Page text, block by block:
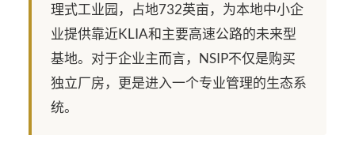
理式工业园，占地732英亩，为本地中小企
业提供靠近KLIA和主要高速公路的未来型
基地。对于企业主而言，NSIP不仅是购买
独立厂房，更是进入一个专业管理的生态系
统。